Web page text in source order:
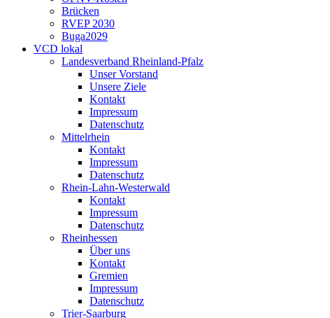
Brücken
RVEP 2030
Buga2029
VCD lokal
Landesverband Rheinland-Pfalz
Unser Vorstand
Unsere Ziele
Kontakt
Impressum
Datenschutz
Mittelrhein
Kontakt
Impressum
Datenschutz
Rhein-Lahn-Westerwald
Kontakt
Impressum
Datenschutz
Rheinhessen
Über uns
Kontakt
Gremien
Impressum
Datenschutz
Trier-Saarburg